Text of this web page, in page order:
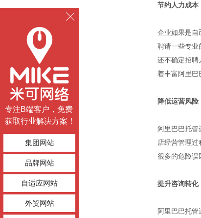
节约人力成本
企业如果是自
聘请一些专业
还不确定招聘
着丰富阿里巴
降低运营风险
阿里巴巴托管
店经营管理
很多的危险误
提升咨询转化
阿里巴巴托管
专注B端客户，免费
获取行业解决方案！
集团网站
品牌网站
自适应网站
外贸网站